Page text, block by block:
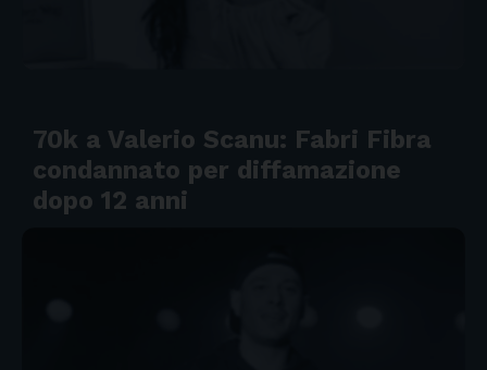
70k a Valerio Scanu: Fabri Fibra
condannato per diffamazione
dopo 12 anni